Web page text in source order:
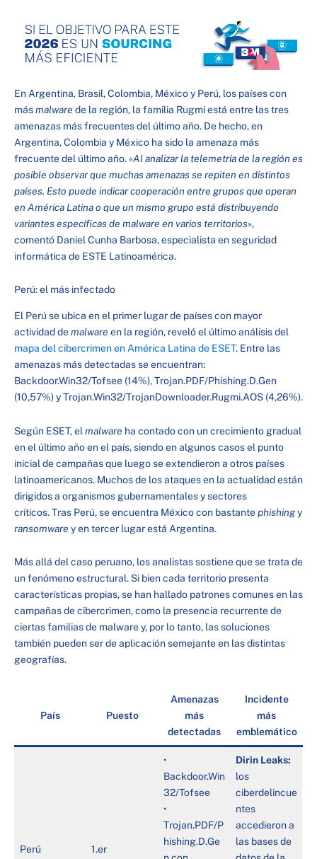
En Argentina, Brasil, Colombia, México y Perú, los países con
másmalware de la región, la familia Rugmi está entre las tres
amenazas más frecuentes del último año. De hecho, en
Argentina, Colombia y México ha sido la amenaza más
frecuente del último año.«Al analizar la telemetría de la región es
posible observar que muchas amenazas se repiten en distintos
países. Esto puede indicar cooperación entre grupos que operan
en América Latina o que un mismo grupo está distribuyendo
variantes específicas de malware en varios territorios»,
comentó Daniel Cunha Barbosa, especialista en seguridad
informática de ESTE Latinoamérica.
Perú: el más infectado
El Perú se ubica en el primer lugar de países con mayor
actividad demalware en la región, reveló el último análisis del
mapa del cibercrimen en América Latina de ESET. Entre las
amenazas más detectadas se encuentran:
Backdoor.Win32/Tofsee (14%), Trojan.PDF/Phishing.D.Gen
(10,57%) y Trojan.Win32/TrojanDownloader.Rugmi.AOS (4,26%).
Según ESET, el malware ha contado con un crecimiento gradual
en el último año en el país, siendo en algunos casos el punto
inicial de campañas que luego se extendieron a otros países
latinoamericanos. Muchos de los ataques en la actualidad están
dirigidos a organismos gubernamentales y sectores
críticos. Tras Perú, se encuentra México con bastantephishingy
ransomware y en tercer lugar está Argentina.
Más allá del caso peruano, los analistas sostiene que se trata de
un fenómeno estructural. Si bien cada territorio presenta
características propias, se han hallado patrones comunes en las
campañas de cibercrimen, como la presencia recurrente de
ciertas familias de malware y, por lo tanto, las soluciones
también pueden ser de aplicación semejante en las distintas
geografías.
País Puesto
Amenazas
más
detectadas
Incidente
más
emblemático
Perú 1.er
•
Backdoor.Win
32/Tofsee
•
Trojan.PDF/P
hishing.D.Ge
Dirin Leaks:
los
ciberdelincue
ntes
accedieron a
las bases de